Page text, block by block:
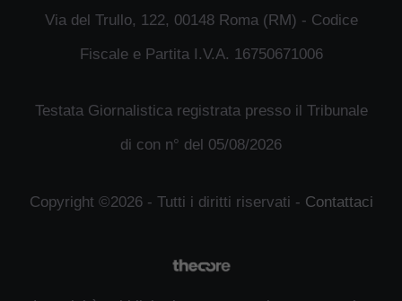
Via del Trullo, 122, 00148 Roma (RM) - Codice
Fiscale e Partita I.V.A. 16750671006
Testata Giornalistica registrata presso il Tribunale
di con n° del 05/08/2026
Copyright ©2026 - Tutti i diritti riservati - Contattaci